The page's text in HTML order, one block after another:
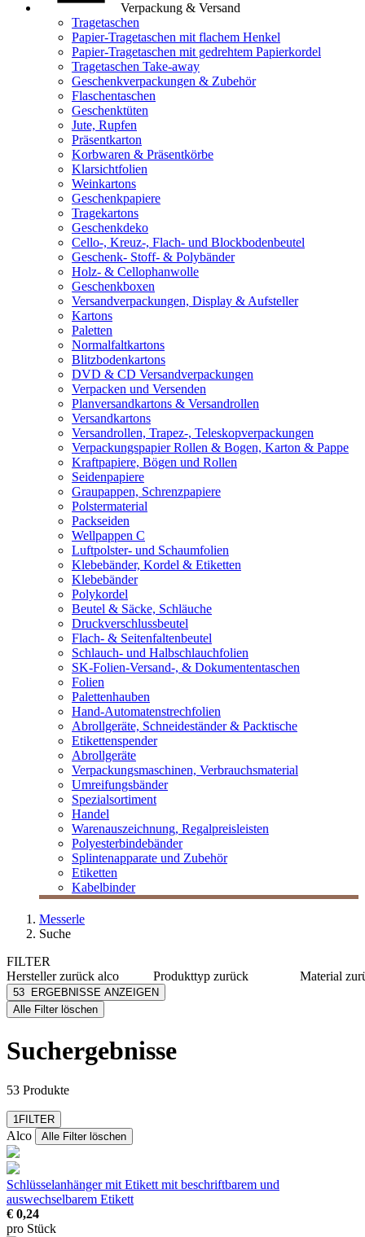
Verpackung & Versand
Tragetaschen
Papier-Tragetaschen mit flachem Henkel
Papier-Tragetaschen mit gedrehtem Papierkordel
Tragetaschen Take-away
Geschenkverpackungen & Zubehör
Flaschentaschen
Geschenktüten
Jute, Rupfen
Präsentkarton
Korbwaren & Präsentkörbe
Klarsichtfolien
Weinkartons
Geschenkpapiere
Tragekartons
Geschenkdeko
Cello-, Kreuz-, Flach- und Blockbodenbeutel
Geschenk- Stoff- & Polybänder
Holz- & Cellophanwolle
Geschenkboxen
Versandverpackungen, Display & Aufsteller
Kartons
Paletten
Normalfaltkartons
Blitzbodenkartons
DVD & CD Versandverpackungen
Verpacken und Versenden
Planversandkartons & Versandrollen
Versandkartons
Versandrollen, Trapez-, Teleskopverpackungen
Verpackungspapier Rollen & Bogen, Karton & Pappe
Kraftpapiere, Bögen und Rollen
Seidenpapiere
Graupappen, Schrenzpapiere
Polstermaterial
Packseiden
Wellpappen C
Luftpolster- und Schaumfolien
Klebebänder, Kordel & Etiketten
Klebebänder
Polykordel
Beutel & Säcke, Schläuche
Druckverschlussbeutel
Flach- & Seitenfaltenbeutel
Schlauch- und Halbschlauchfolien
SK-Folien-Versand-, & Dokumententaschen
Folien
Palettenhauben
Hand-Automatenstrechfolien
Abrollgeräte, Schneideständer & Packtische
Etikettenspender
Abrollgeräte
Verpackungsmaschinen, Verbrauchsmaterial
Umreifungsbänder
Spezialsortiment
Handel
Warenauszeichnung, Regalpreisleisten
Polyesterbindebänder
Splintenapparate und Zubehör
Etiketten
Kabelbinder
Messerle
Suche
FILTER
Herstellerzurück alco
Alco
[e] one
3M
mehr anzeigen
Produkttyp zurück
Material
53
ERGEBNISSE ANZEIGEN
Alle Filter löschen
Suchergebnisse
53 Produkte
1FILTER
Alco Alle Filter löschen
Schlüsselanhänger mit Etikett mit beschriftbarem und
auswechselbarem Etikett
€ 0,24
pro Stück